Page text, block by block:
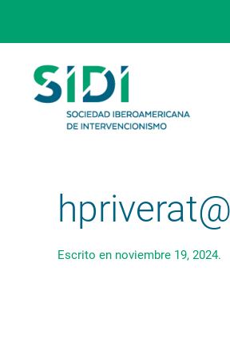
Skip to main content
Escrito en noviembre 19, 2024.